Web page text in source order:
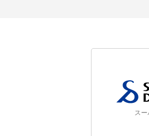
ス